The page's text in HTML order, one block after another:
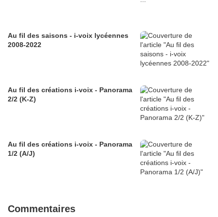
Au fil des saisons - i-voix lycéennes
2008-2022
Au fil des créations i-voix - Panorama
2/2 (K-Z)
Au fil des créations i-voix - Panorama
1/2 (A/J)
Commentaires